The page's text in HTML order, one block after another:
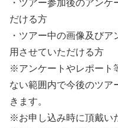
・ツアー参加後のアン
だける方
・ツアー中の画像及び
用させていただける方
※アンケートやレポート
ない範囲内で今後のツア
きます。
※お申し込み時に頂戴い